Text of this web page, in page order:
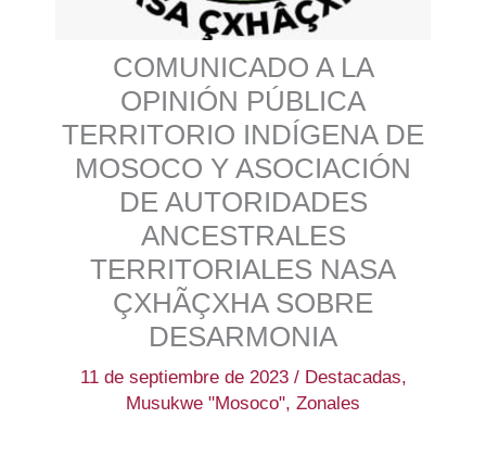
COMUNICADO A LA
OPINIÓN PÚBLICA
TERRITORIO INDÍGENA DE
MOSOCO Y ASOCIACIÓN
DE AUTORIDADES
ANCESTRALES
TERRITORIALES NASA
ÇXHÃÇXHA SOBRE
DESARMONIA
11 de septiembre de 2023 / Destacadas,
Musukwe "Mosoco", Zonales